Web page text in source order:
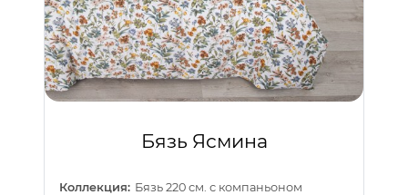
Бязь Ясмина
Коллекция: Бязь 220 см. с компаньоном